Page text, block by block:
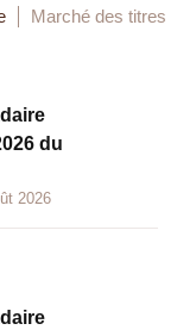
Marché des titres
du
2026